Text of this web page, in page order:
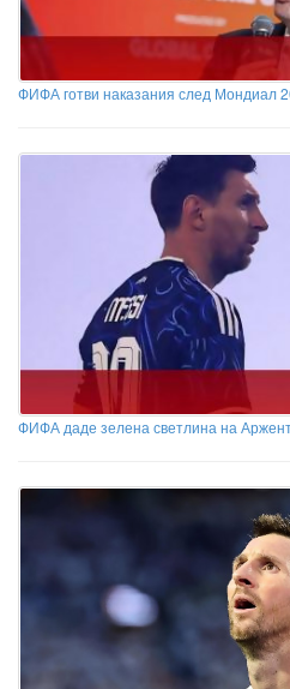
ФИФА готви наказания след Мондиал
ФИФА даде зелена светлина на